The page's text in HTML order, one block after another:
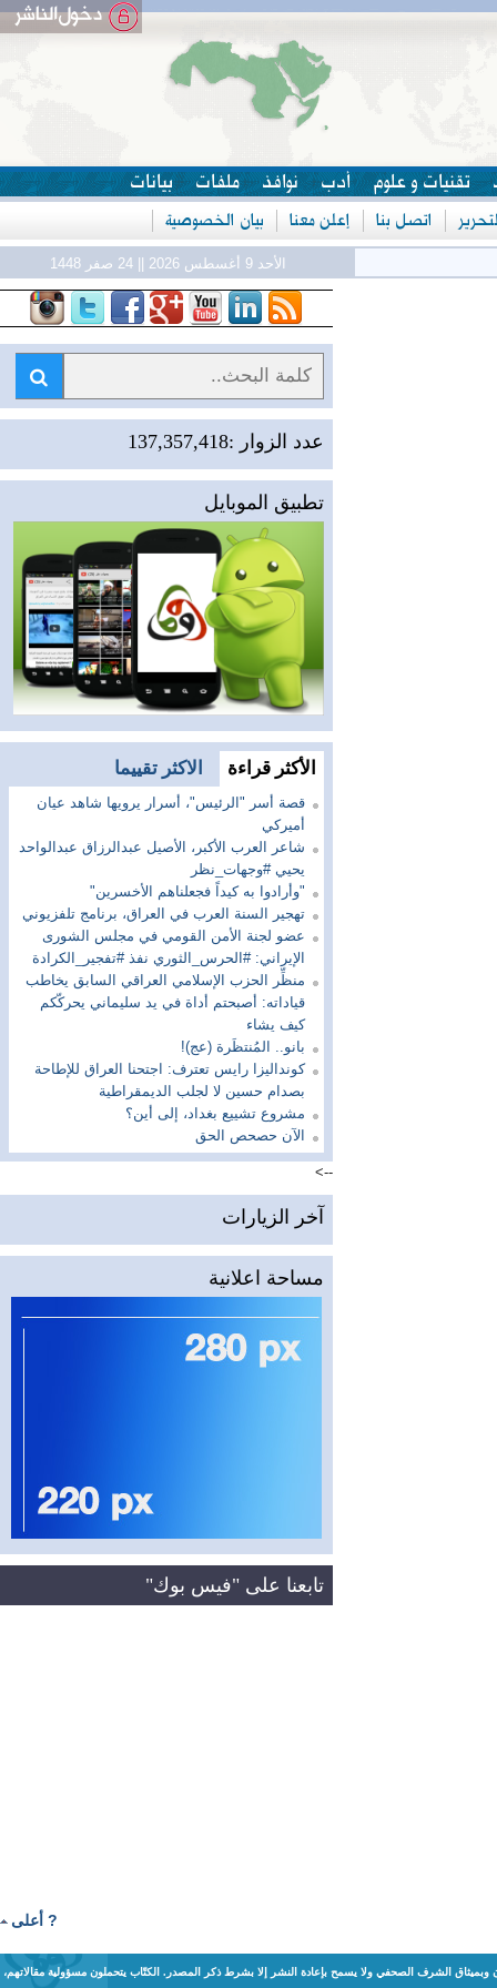
تقنيات و علوم أدب نوافذ ملفات بيانات
اتصل بنا إعلن معنا بيان الخصوصية
الأحد 9 أغسطس 2026 || 24 صفر 1448
عدد الزوار :137,357,418
تطبيق الموبايل
الأكثر قراءة الاكثر تقييما
قصة أسر "الرئيس"، أسرار يرويها شاهد عيان
أميركي
شاعر العرب الأكبر، الأصيل عبدالرزاق عبدالواحد
يحيي #وجهات_نظر
"وأرادوا به كيداً فجعلناهم الأخسرين"
تهجير السنة العرب في العراق، برنامج تلفزيوني
عضو لجنة الأمن القومي في مجلس الشورى
الإيراني: #الحرس_الثوري نفذ #تفجير_الكرادة
منظِّر الحزب الإسلامي العراقي السابق يخاطب
قياداته: أصبحتم أداة في يد سليماني يحركّكم
كيف يشاء
بانو.. المُنتظَرة (عج)!
كونداليزا رايس تعترف: اجتحنا العراق للإطاحة
بصدام حسين لا لجلب الديمقراطية
مشروع تشييع بغداد، إلى أين؟
الآن حصحص الحق
-->
آخر الزيارات
مساحة اعلانية
تابعنا على "فيس بوك"
? أعلى
الشرف الصحفي ولا يسمح بإعادة النشر إلا بشرط ذكر المصدر. الكتّاب يتحملون مسؤولية مقالاتهم،